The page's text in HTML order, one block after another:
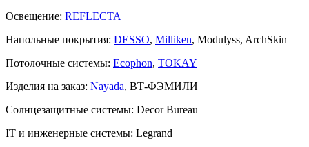
Освещение: REFLECTA
Напольные покрытия: DESSO, Milliken, Modulyss, ArchSkin
Потолочные системы: Ecophon, TOKAY
Изделия на заказ: Nayada, ВТ-ФЭМИЛИ
Солнцезащитные системы: Decor Bureau
IT и инженерные системы: Legrand